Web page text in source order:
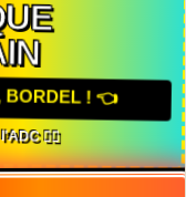
! 👈
🏴‍☠️